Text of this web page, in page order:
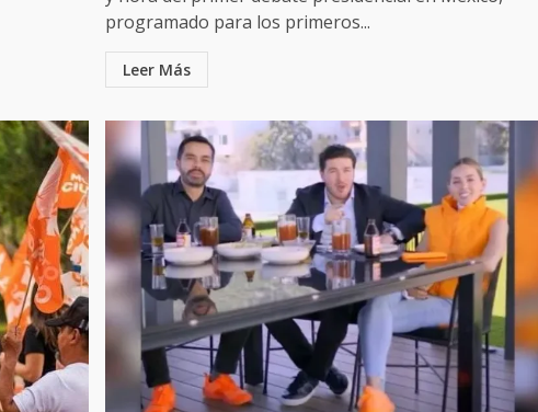
programado para los primeros...
Leer Más